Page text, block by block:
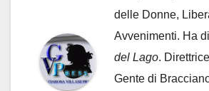
delle Donne,
Avvenimenti. Ha
del Lago.
Gente di